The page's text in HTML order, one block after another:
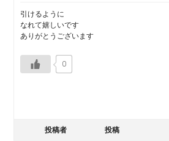
引けるように
なれて嬉しいです
ありがとうございます
0
投稿者 投稿